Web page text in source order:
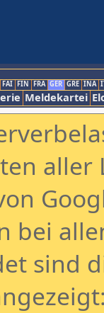
FAI FIN FRA GER GRE INA
Meldekartei
aller
bei
sind